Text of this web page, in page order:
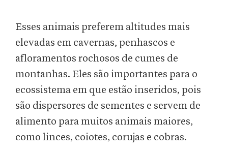
Esses animais preferem altitudes mais
elevadas em cavernas, penhascos e
afloramentos rochosos de cumes de
montanhas. Eles são importantes para o
ecossistema em que estão inseridos, pois
são dispersores de sementes e servem de
alimento para muitos animais maiores,
como linces, coiotes, corujas e cobras.